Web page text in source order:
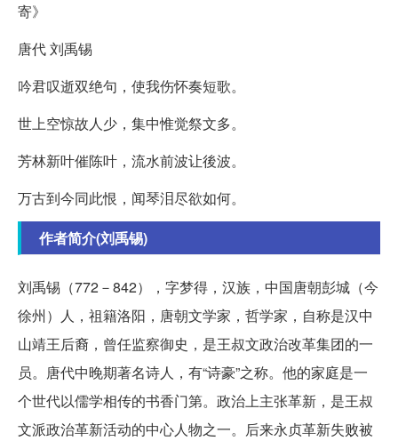
寄》
唐代 刘禹锡
吟君叹逝双绝句，使我伤怀奏短歌。
世上空惊故人少，集中惟觉祭文多。
芳林新叶催陈叶，流水前波让後波。
万古到今同此恨，闻琴泪尽欲如何。
作者简介(刘禹锡)
刘禹锡（772－842），字梦得，汉族，中国唐朝彭城（今
徐州）人，祖籍洛阳，唐朝文学家，哲学家，自称是汉中
山靖王后裔，曾任监察御史，是王叔文政治改革集团的一
员。唐代中晚期著名诗人，有“诗豪”之称。他的家庭是一
个世代以儒学相传的书香门第。政治上主张革新，是王叔
文派政治革新活动的中心人物之一。后来永贞革新失败被